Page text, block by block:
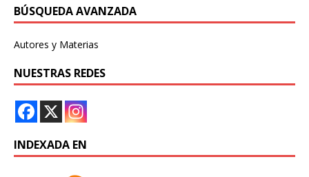
BÚSQUEDA AVANZADA
Autores y Materias
NUESTRAS REDES
INDEXADA EN